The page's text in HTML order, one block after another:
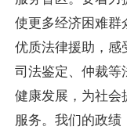
使更多经济困难
优质法律援助，感
司法鉴定、仲裁
健康发展，为社
服务。我们的政